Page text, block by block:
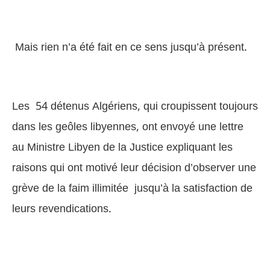
Mais rien n’a été fait en ce sens jusqu’à présent.
Les 54 détenus Algériens, qui croupissent toujours
dans les geôles libyennes, ont envoyé une lettre
au Ministre Libyen de la Justice expliquant les
raisons qui ont motivé leur décision d’observer une
grève de la faim illimitée jusqu’à la satisfaction de
leurs revendications.